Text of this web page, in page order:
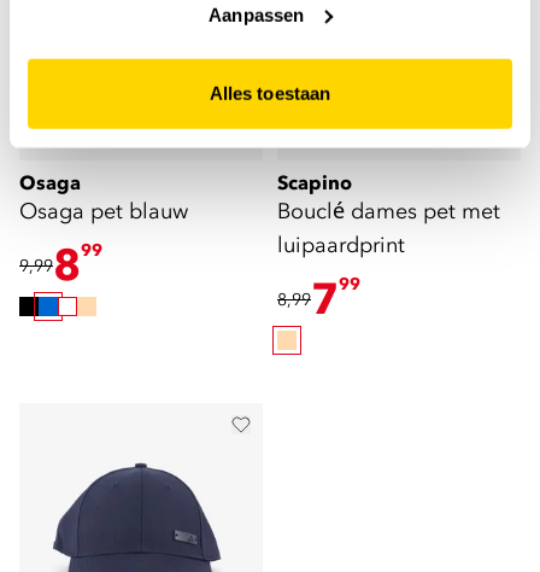
website niet optimaal functioneert.
Aanpassen
Alles toestaan
Osaga
Osaga pet blauw
9,99899
Scapino
Bouclé dames pet met
luipaardprint
8,99799